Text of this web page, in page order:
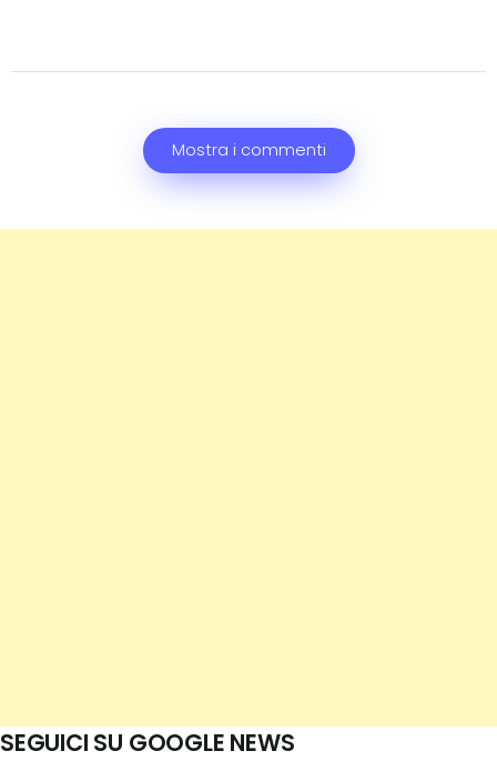
Mostra i commenti
SEGUICI SU GOOGLE NEWS